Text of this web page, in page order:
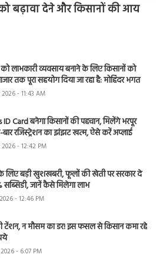
बढ़ावा देने और किसानों की आय
को लाभकारी व्यवसाय बनाने के लिए किसानों को
तक पूरा सहयोग दिया जा रहा है: मोहिंदर भगत
- 11:43 AM
Card बनेगा किसानों की पहचान, मिलेंगे भरपूर
बार रजिस्ट्रेशन का झंझट खत्म, ऐसे करें अप्लाई
2026 - 12:42 PM
लिए बड़ी खुशखबरी, फूलों की खेती पर सरकार दे
सब्सिडी, जानें कैसे मिलेगा लाभ
- 12:46 PM
टेंशन, न मौसम का डर! इस फसल से किसान कमा रहे
- 6:07 PM